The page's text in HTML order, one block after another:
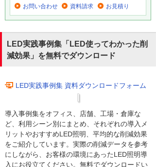
お問い合わせ 資料請求 お見積り
LED実践事例集「LED使ってわかった削
減効果」を無料でダウンロード
LED実践事例集 資料ダウンロードフォーム
導入事例集をオフィス、店舗、工場・倉庫な
ど、利用シーン別にまとめ、それぞれの導入メ
リットやおすすめLED照明、平均的な削減効果
をご紹介しています。実際の削減データを参考
にしながら、お客様の環境にあったLED照明導
入にお役立てください。無料でダウンロードい